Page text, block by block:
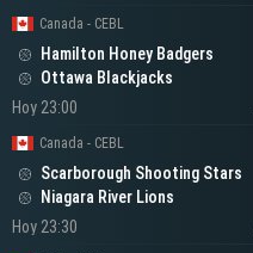
Canada - CEBL
Hamilton Honey Badgers
Ottawa Blackjacks
Hoy 23:00
Canada - CEBL
Scarborough Shooting Stars
Niagara River Lions
Hoy 23:30